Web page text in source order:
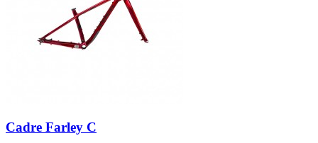
Cadre Farley C